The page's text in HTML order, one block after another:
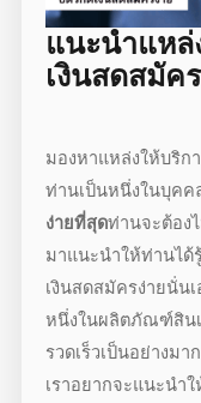
แนะนำแหล่
เงินสดสมัค
มองหาแหล่งให้บริก
ท่านเป็นหนึ่งในบุคค
ง่ายที่สุดท่านจะต้อง
มาแนะนำให้ท่านได้
เงินสดสมัครง่ายนั่น
หนึ่งในผลิตภัณฑ์สินเ
รวดเร็วเป็นอย่างมา
เราอยากจะแนะนำ